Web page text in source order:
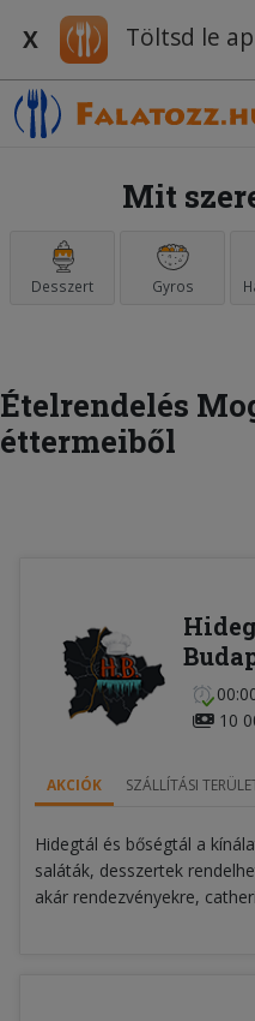
X Töltsd le
Mit
Desszert Gyros
Ételrendelés
éttermeiből
10
AKCIÓK SZÁLLÍTÁSI
Hidegtál és bőségtál a
saláták, desszertek
akár rendezvényekre,